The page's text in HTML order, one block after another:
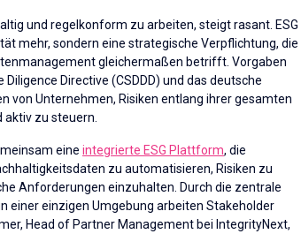
und regelkonform zu arbeiten, steigt rasant. ESG
mehr, sondern eine strategische Verpflichtung, die
gleichermaßen betrifft. Vorgaben
Directive (CSDDD) und das deutsche
von Unternehmen, Risiken entlang ihrer gesamten
zu steuern.
eine integrierte ESG Plattform, die
zu automatisieren, Risiken zu
Anforderungen einzuhalten. Durch die zentrale
einer einzigen Umgebung arbeiten Stakeholder
Head of Partner Management bei IntegrityNext,